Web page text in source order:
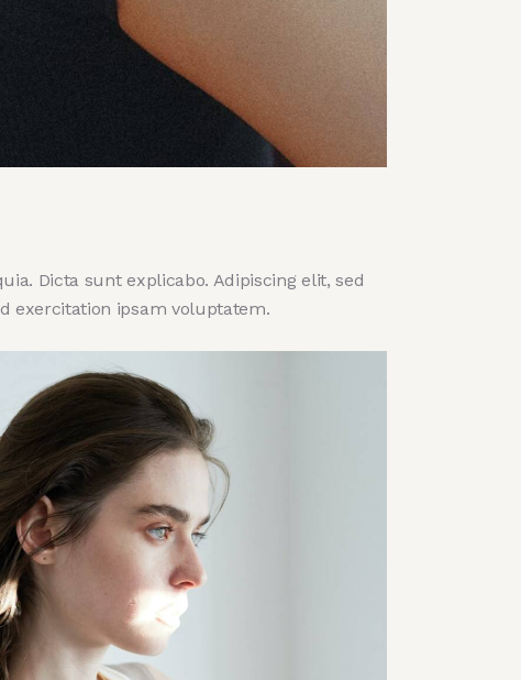
Dicta sunt explicabo. Adipiscing elit, sed
exercitation ipsam voluptatem.